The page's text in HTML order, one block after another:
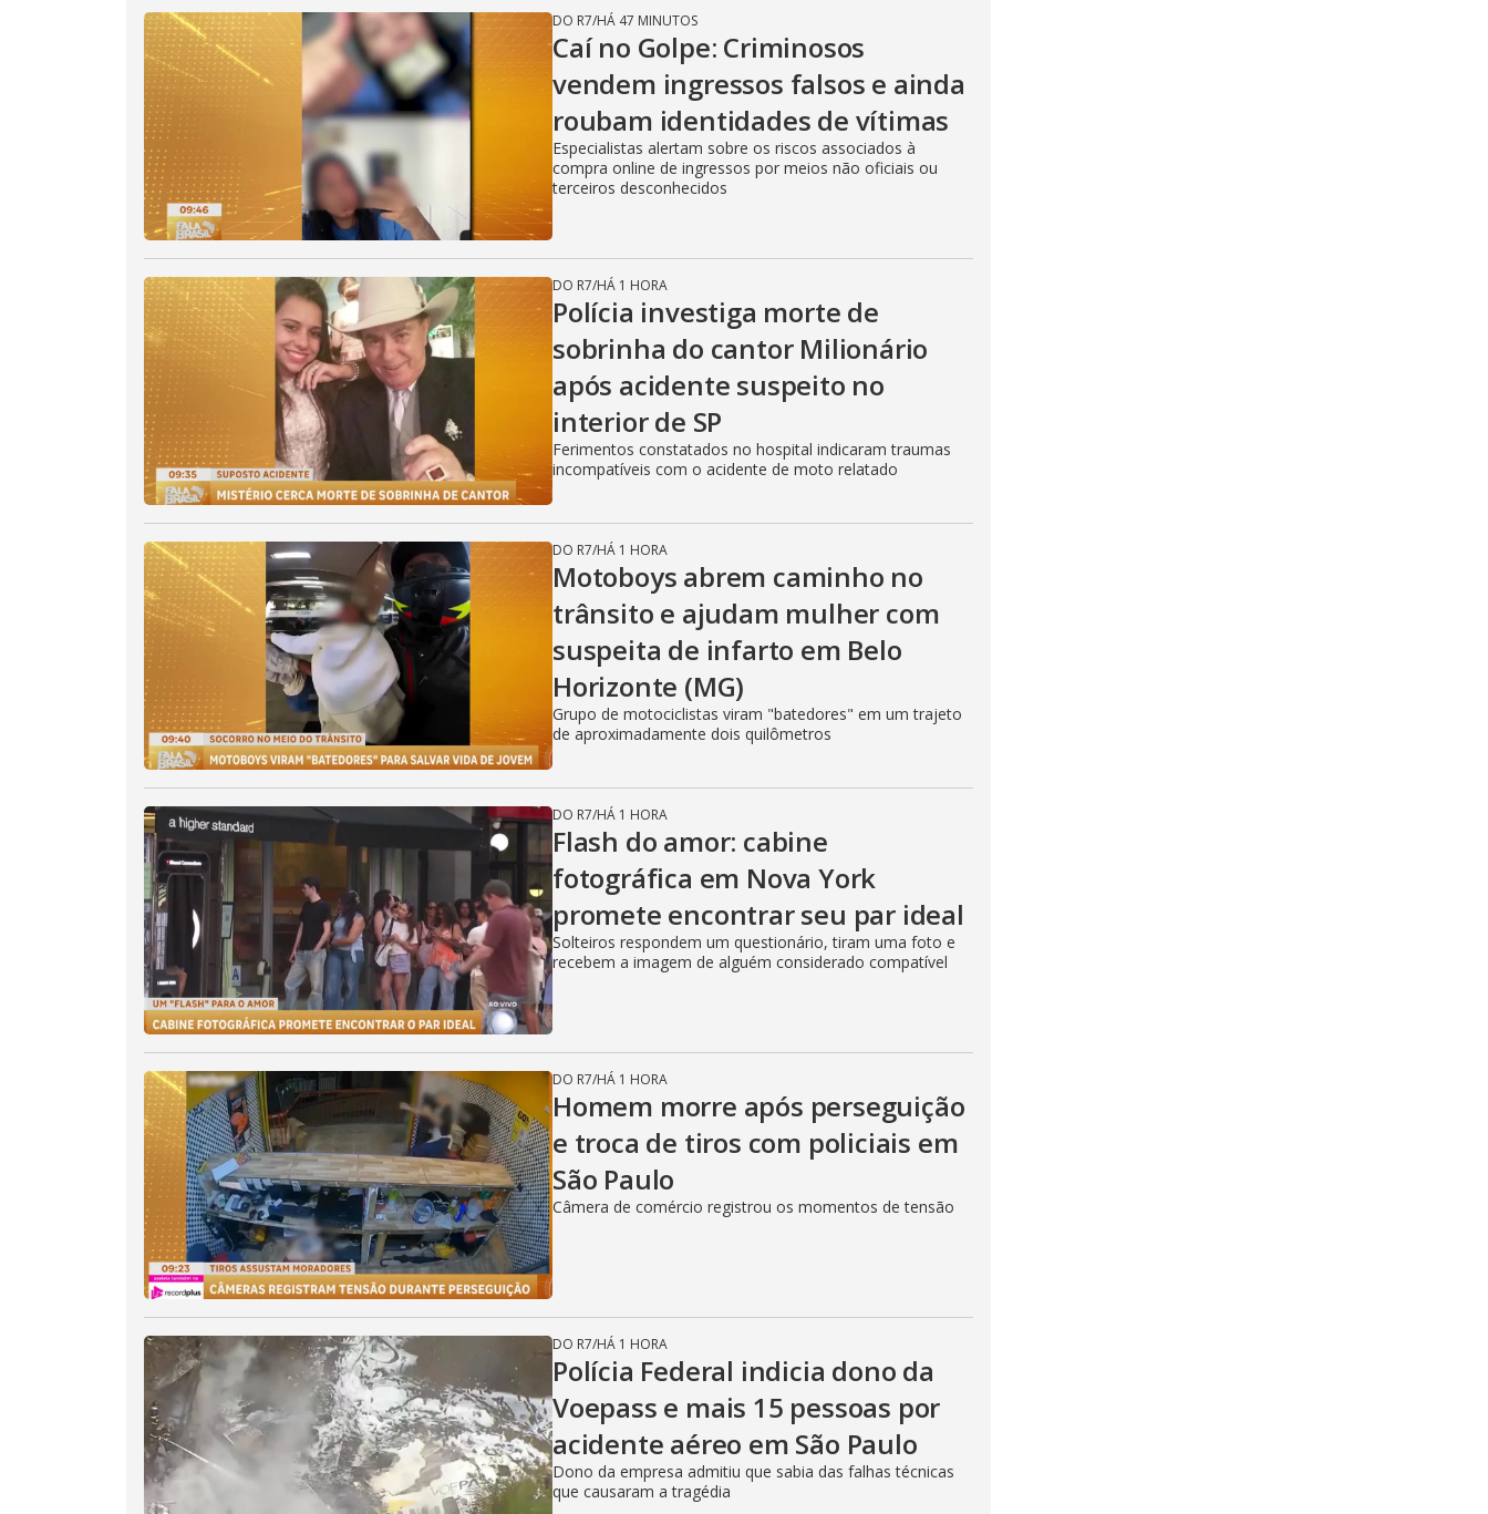
DO R7/HÁ 47 MINUTOS
Caí no Golpe: Criminosos
vendem ingressos falsos e ainda
roubam identidades de vítimas
Especialistas alertam sobre os riscos associados à
compra online de ingressos por meios não oficiais ou
terceiros desconhecidos
DO R7/HÁ 1 HORA
Polícia investiga morte de
sobrinha do cantor Milionário
após acidente suspeito no
interior de SP
Ferimentos constatados no hospital indicaram traumas
incompatíveis com o acidente de moto relatado
DO R7/HÁ 1 HORA
Motoboys abrem caminho no
trânsito e ajudam mulher com
suspeita de infarto em Belo
Horizonte (MG)
Grupo de motociclistas viram "batedores" em um trajeto
de aproximadamente dois quilômetros
DO R7/HÁ 1 HORA
Flash do amor: cabine
fotográfica em Nova York
promete encontrar seu par ideal
Solteiros respondem um questionário, tiram uma foto e
recebem a imagem de alguém considerado compatível
DO R7/HÁ 1 HORA
Homem morre após perseguição
e troca de tiros com policiais em
São Paulo
Câmera de comércio registrou os momentos de tensão
DO R7/HÁ 1 HORA
Polícia Federal indicia dono da
Voepass e mais 15 pessoas por
acidente aéreo em São Paulo
Dono da empresa admitiu que sabia das falhas técnicas
que causaram a tragédia